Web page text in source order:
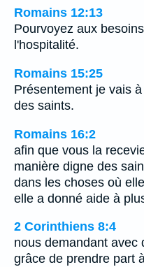
Romains 12:13
Pourvoyez aux
l'hospitalité.
Romains 15:25
Présentement je vais
des saints.
Romains 16:2
afin que vous la
manière digne des
dans les choses où
elle a donné aide à
2 Corinthiens 8:4
nous demandant avec
grâce de prendre part